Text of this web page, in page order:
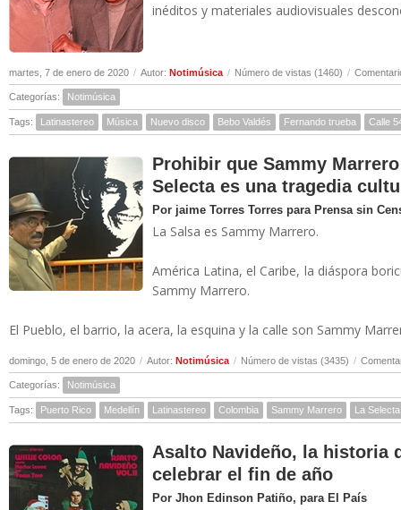
inéditos y materiales audiovisuales
martes, 7 de enero de 2020 / Autor: Notimúsica / Número de vistas (1460) /
Categorías: Notimúsica
Tags: Latinastereo Música Nuevo disco Bebo Valdés Fernando trueba Calle
Prohibir que Sammy
Selecta es una tragedia
Por jaime Torres Torres para Prensa sin
La Salsa es Sammy Marrero.
América Latina, el Caribe, la diáspora
Sammy Marrero.
El Pueblo, el barrio, la acera, la esquina y la calle son Sammy
domingo, 5 de enero de 2020 / Autor: Notimúsica / Número de vistas (3435) /
Categorías: Notimúsica
Tags: Puerto Rico Medellín Latinastereo Colombia Sammy Marrero La Selecta
Asalto Navideño, la historia
celebrar el fin de año
Por Jhon Edinson Patiño, para El País